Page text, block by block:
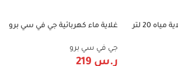
جي في سي برو غلاية مياه 20 لتر
-31%
غلاية ماء كهربائية جي في سي برو
ستيل – GVCBK-2015SS
جي في سي برو
ر.س 219